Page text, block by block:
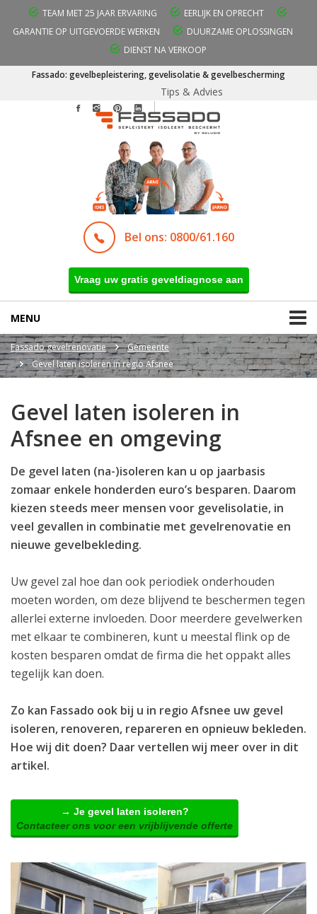
TEAM MET 25 JAAR ERVARING
EERLIJK EN OPRECHT
GARANTIE OP UITGEVOERDE WERKEN
DUURZAME OPLOSSINGEN
DIENST NA VERKOOP
Fassado: gevelbepleistering, gevelisolatie & gevelbescherming
Tips & Advies
Bel ons: 0800/61.160
Vraag uw gratis geveldiagnose aan
MENU
Fassado gevelrenovatie
Gemeente
Gevel laten isoleren in regio Afsnee
Gevel laten isoleren in
Afsnee en omgeving
De gevel laten (na-)isoleren kan u op jaarbasis
zomaar enkele honderden euro’s besparen. Daarom
kiezen steeds meer mensen voor gevelisolatie, in
veel gevallen in combinatie met gevelrenovatie en
nieuwe gevelbekleding.
Uw gevel zal hoe dan ook periodiek onderhouden
moeten worden, om deze blijvend te beschermen tegen
allerlei externe invloeden. Door meerdere gevelwerken
met elkaar te combineren, kunt u meestal flink op de
kosten besparen omdat de firma die het oppakt alles
tegelijk kan doen.
Zo kan Fassado ook bij u in regio Afsnee uw gevel
isoleren, renoveren, repareren en opnieuw bekleden.
Hoe wij dit doen? Daar vertellen wij meer over in dit
artikel.
→ Je gevel laten isoleren?
Contacteer ons voor een vrijblijvende offerte